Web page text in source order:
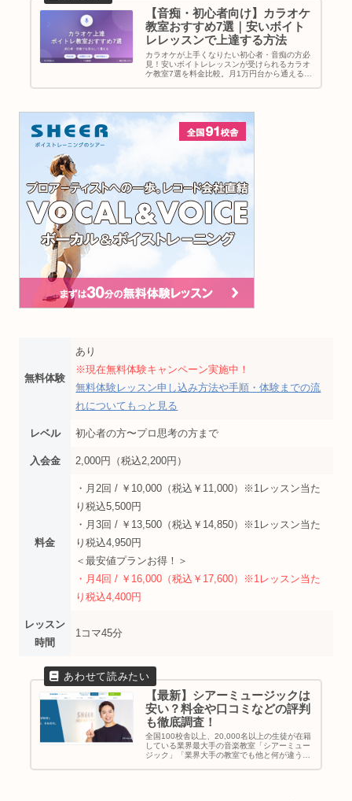
【音痴・初心者向け】カラオケ
教室おすすめ7選｜安いボイト
レレッスンで上達する方法
カラオケが上手くなりたい初心者・音痴の方必
見！安いボイトレレッスンが受けられるカラオ
ケ教室7選を料金比較。月1万円台から通える教
無料体験
あり
※現在無料体験キャンペーン実施中！
無料体験レッスン申し込み方法や手順・体験までの流
れについてもっと見る
レベル 初心者の方〜プロ思考の方まで
入会金 2,000円（税込2,200円）
料金
・月2回 / ￥10,000（税込￥11,000）※1レッスン当た
り税込5,500円
・月3回 / ￥13,500（税込￥14,850）※1レッスン当た
り税込4,950円
＜最安値プランお得！＞
・月4回 / ￥16,000（税込￥17,600）※1レッスン当た
り税込4,400円
レッスン
時間
1コマ45分
【最新】シアーミュージックは
安い？料金や口コミなどの評判
も徹底調査！
全国100校舎以上、20,000名以上の生徒が在籍
している業界最大手の音楽教室「シアーミュー
ジック」「業界大手の教室でも他と何が違う